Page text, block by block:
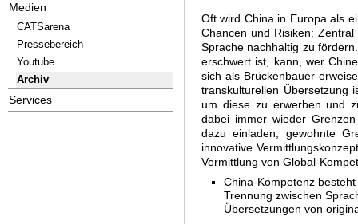
Medien
CATSarena
Pressebereich
Youtube
Archiv
Services
Oft wird China in Europa als
Chancen und Risiken:
Sprache nachhaltig zu
erschwert ist, kann, wer
sich als Brückenbauer
transkulturellen Übersetzung
um diese zu erwerben und
dabei immer wieder
dazu einladen, gewohnte
innovative
Vermittlung von Global-
China-Kompetenz
Trennung zwischen
Übersetzungen von